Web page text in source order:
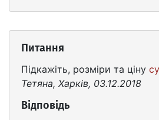
Питання
Підкажіть, розміри та ціну
Тетяна, Харків, 03.12.2018
Відповідь